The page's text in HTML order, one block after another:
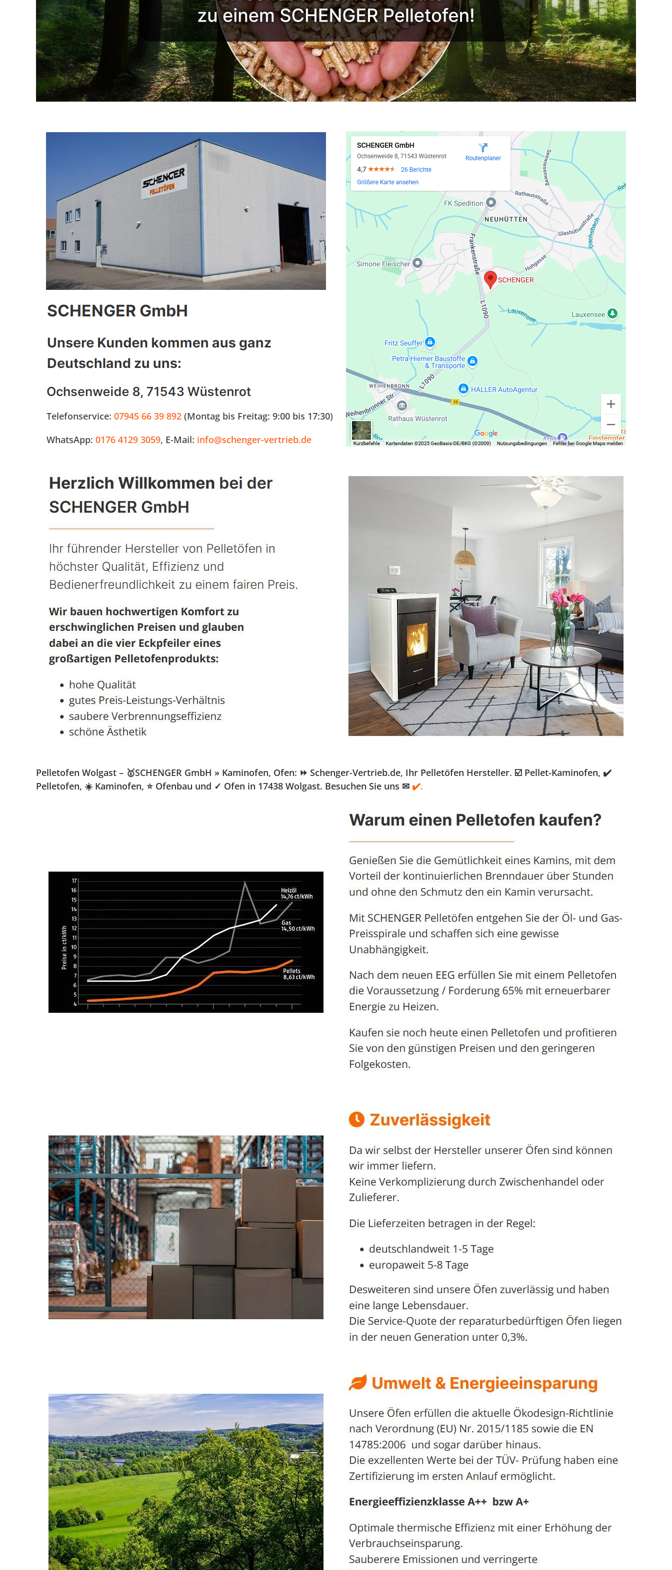
Pelletofen Wolgast – 🥇SCHENGER GmbH » Kaminofen, Ofen: ⏩ Schenger-Vertrieb.de, Ihr Pelletöfen Hersteller. ☑️ Pellet-Kaminofen, ✔️
Pelletofen, ☀️ Kaminofen, ⭐ Ofenbau und ✓ Ofen in 17438 Wolgast. Besuchen Sie uns ✉ ✔️.